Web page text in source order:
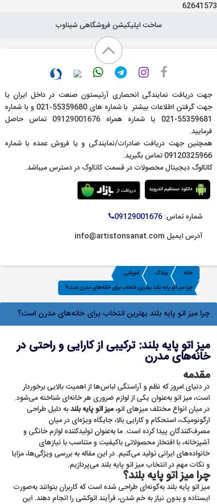
62641573
خانه وبلاگ
آموزشی
چرا میز اتو پایه بلند بهترین انتخاب برای خانه‌های مدرن است؟
چرا میز اتو پایه بلند بهترین انتخاب برای خانه‌های مدرن است؟
میز اتو پایه بلند: ترکیبی از کارایی و راحتی در
خانه‌های مدرن
مقدمه
در دنیای امروز که نظم و آراستگی لباس‌ها از اهمیت بالایی برخوردار
است، میز اتو به‌عنوان یکی از لوازم ضروری هر خانه‌ای شناخته می‌شود.
در میان انواع مختلف میزهای اتو،میز اتو پایه بلندبه دلیل طراحی
ارگونومیک، استحکام و کارایی بالا، جایگاه ویژه‌ای در میان
مصرف‌کنندگان پیدا کرده است. ما به‌عنوان تولیدکننده لوازم خانگی و
آشپزخانه، با افتخار محصولاتی باکیفیت و متناسب با نیازهای
خانواده‌های ایرانی تولید می‌کنیم. در این مقاله به بررسی ویژگی‌ها، مزایا
و نکات مهم در انتخاب میز اتو پایه بلند می‌پردازیم.
چرا میز اتو پایه بلند؟
میز اتو پایه بلند به‌گونه‌ای طراحی شده است که کاربران بتوانند به‌صورت
ایستاده و بدون نیاز به خم شدن، فرآیند اتوکشی را انجام دهند. این
جهت دریافت نمایندگی انحصاری آرتیستون صنعت در داخل ایران یا
جهت گرفتن اطلاعات بیشتر با شماره های 55359680-021 و با شماره
55359681-021 یا شماره همراه
09129001676 تماس حاصل
فرمایید.
همچنین جهت دریافت صادرات/نمایندگی و یا فروش عمده با شماره
09120325966 تماس بگیرید.
کاتالوگ دیجیتال محصولات در قسمتکاتالوگ در دسترس میباشد.
شماره تماس: 09129001676
آدرس ایمیل info@artistonsanat.com
ساخت اپلیکیشن فروشگاهی شیناوب